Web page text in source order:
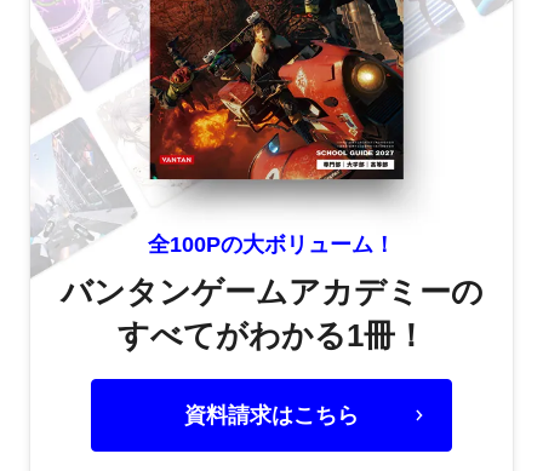
全100Pの大ボリューム！
バンタンゲームアカデミーの
すべてがわかる1冊！
資料請求はこちら